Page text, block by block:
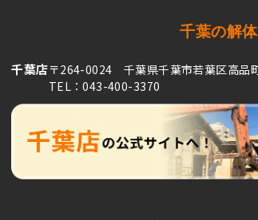
千葉の解
千葉店〒264-0024 千葉県千葉市若葉区高品
TEL：043-400-3370